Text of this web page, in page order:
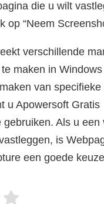
die u wilt
op “Neem
verschillende
maken in
van specifieke
u Apowersoft Gratis
gebruiken. Als u een
is
een goede